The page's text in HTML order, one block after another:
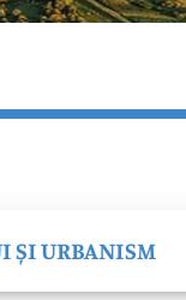
ȘI URBANISM